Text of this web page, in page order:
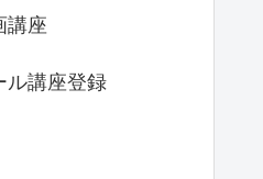
講座
ル講座登録